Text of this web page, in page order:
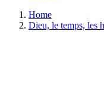
Home
Dieu, le temps, les